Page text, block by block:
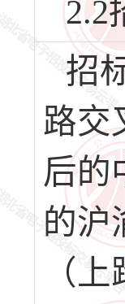
2.2
招
路交
后的
的沪
（